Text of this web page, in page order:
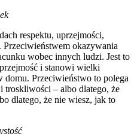
respektu, uprzejmości,
Przeciwieństwem okazywania
wobec innych ludzi. Jest to
i stanowi wielki
Przeciwieństwo to polega
troskliwości – albo dlatego, że
dlatego, że nie wiesz, jak to